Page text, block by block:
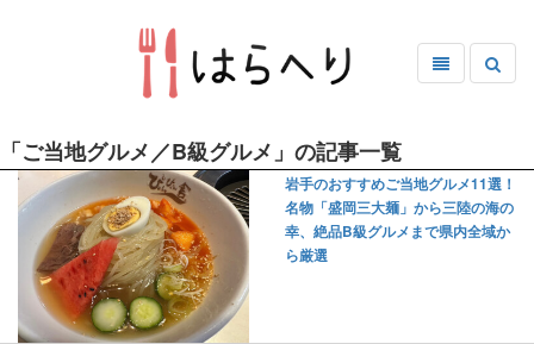
「ご当地グルメ／B級グルメ」の記事一覧
岩手のおすすめご当地グルメ11選！
名物「盛岡三大麺」から三陸の海の
幸、絶品B級グルメまで県内全域か
ら厳選